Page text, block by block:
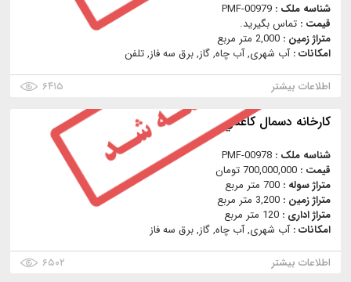
شناسه ملک : PMF-00979
قیمت : تماس بگیرید.
متراژ زمین : 2,000 متر مربع
امکانات :آب شهری, آب چاه, گاز, برق سه فاز, تلفن
اطلاعات بیشتر
۶۴۱۵
كارخانه دسمال كاغذي
شناسه ملک : PMF-00978
قیمت : 700,000,000 تومان
متراژ سوله : 700 متر مربع
متراژ زمین : 3,200 متر مربع
متراژ اداری : 120 متر مربع
امکانات :آب شهری, آب چاه, گاز, برق سه فاز
اطلاعات بیشتر
۶۵۰۲